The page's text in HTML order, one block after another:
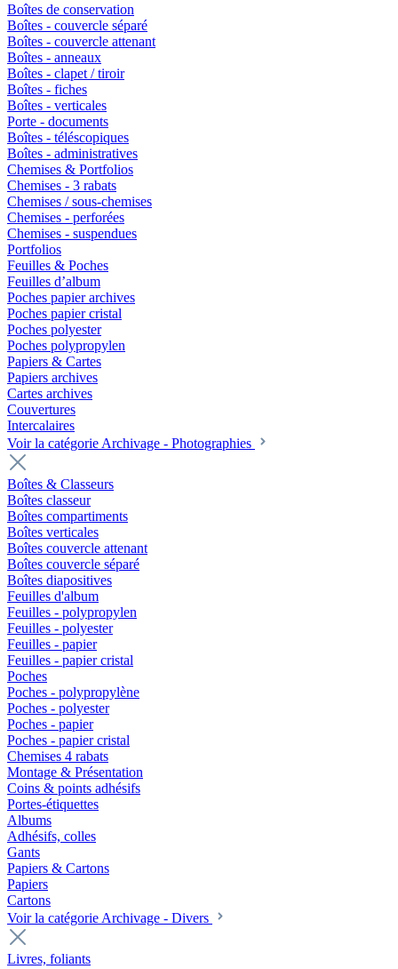
Boîtes de conservation
Boîtes - couvercle séparé
Boîtes - couvercle attenant
Boîtes - anneaux
Boîtes - clapet / tiroir
Boîtes - fiches
Boîtes - verticales
Porte - documents
Boîtes - téléscopiques
Boîtes - administratives
Chemises & Portfolios
Chemises - 3 rabats
Chemises / sous-chemises
Chemises - perforées
Chemises - suspendues
Portfolios
Feuilles & Poches
Feuilles d’album
Poches papier archives
Poches papier cristal
Poches polyester
Poches polypropylen
Papiers & Cartes
Papiers archives
Cartes archives
Couvertures
Intercalaires
Voir la catégorie Archivage - Photographies
Boîtes & Classeurs
Boîtes classeur
Boîtes compartiments
Boîtes verticales
Boîtes couvercle attenant
Boîtes couvercle séparé
Boîtes diapositives
Feuilles d'album
Feuilles - polypropylen
Feuilles - polyester
Feuilles - papier
Feuilles - papier cristal
Poches
Poches - polypropylène
Poches - polyester
Poches - papier
Poches - papier cristal
Chemises 4 rabats
Montage & Présentation
Coins & points adhésifs
Portes-étiquettes
Albums
Adhésifs, colles
Gants
Papiers & Cartons
Papiers
Cartons
Voir la catégorie Archivage - Divers
Livres, foliants